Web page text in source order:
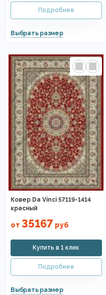
Ковер Da Vinci 57119-1414
красный
от 35167 руб